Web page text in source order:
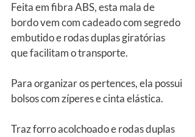
Feita em fibra ABS, esta mala de
bordo vem com cadeado com segredo
embutido e rodas duplas giratórias
que facilitam o transporte.
Para organizar os pertences, ela possui
bolsos com zíperes e cinta elástica.
Traz forro acolchoado e rodas duplas